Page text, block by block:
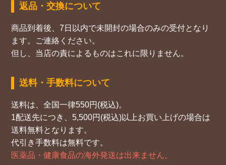
返品・交換について
商品到着後、7日以内で未開封の場合のみの受付となり
ます。ご連絡ください。
但し、当店の責によるものはこれに限りません。
送料・手数料について
送料は、全国一律550円(税込)。
1配送先につき、5,500円(税込)以上お買い上げの場合は
送料無料となります。
代引き手数料は無料です。
医薬品・健康食品の海外発送は出来ません。